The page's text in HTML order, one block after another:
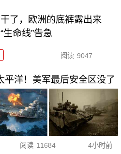
了，欧洲的底裤露出来
生命线”告急
阅读 9047
平洋！美军最后安全区没了
阅读 11684 4小时前